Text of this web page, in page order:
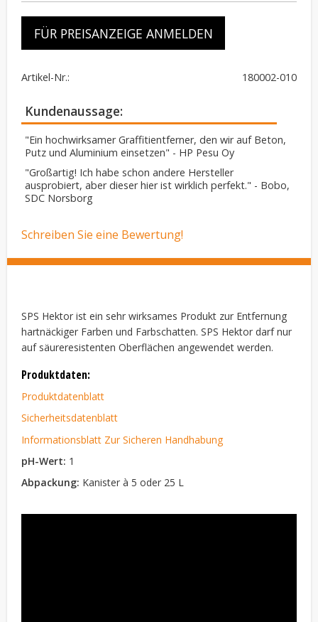
FÜR PREISANZEIGE ANMELDEN
Artikel-Nr. 180002-010
Kundenaussage
"Ein hochwirksamer Graffitientferner, den wir auf Beton,
Putz und Aluminium einsetzen" - HP Pesu Oy
"Großartig! Ich habe schon andere Hersteller
ausprobiert, aber dieser hier ist wirklich perfekt." - Bobo,
SDC Norsborg
Schreiben Sie eine Bewertung!
SPS Hektor ist ein sehr wirksames Produkt zur Entfernung
hartnäckiger Farben und Farbschatten. SPS Hektor darf nur
auf säureresistenten Oberflächen angewendet werden.
Produktdaten:
Produktdatenblatt
Sicherheitsdatenblatt
Informationsblatt Zur Sicheren Handhabung
pH-Wert: 1
Abpackung: Kanister à 5 oder 25 L